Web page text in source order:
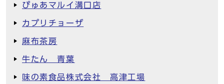
ぴゅあマルイ溝口店
カプリチョーザ
麻布茶房
牛たん 青葉
味の素食品株式会社 高津工場